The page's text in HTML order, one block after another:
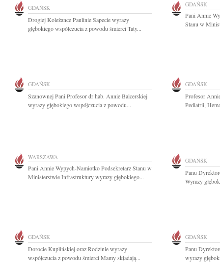
GDAŃSK
Drogiej Koleżance Paulinie Sapecie wyrazy
głębokiego współczucia z powodu śmierci Taty...
GDAŃSK
Pani Annie
Stanu w
GDAŃSK
Szanownej Pani Profesor dr hab. Annie Balcerskiej
wyrazy głębokiego współczucia z powodu...
GDAŃSK
Profesor
Pediatrii,
WARSZAWA
Pani Annie Wypych-Namiotko Podsekretarz Stanu w
Ministerstwie Infrastruktury wyrazy głębokiego...
GDAŃSK
Panu
Wyrazy
GDAŃSK
Dorocie Kuplińskiej oraz Rodzinie wyrazy
współczucia z powodu śmierci Mamy składają...
GDAŃSK
Panu
wyrazy